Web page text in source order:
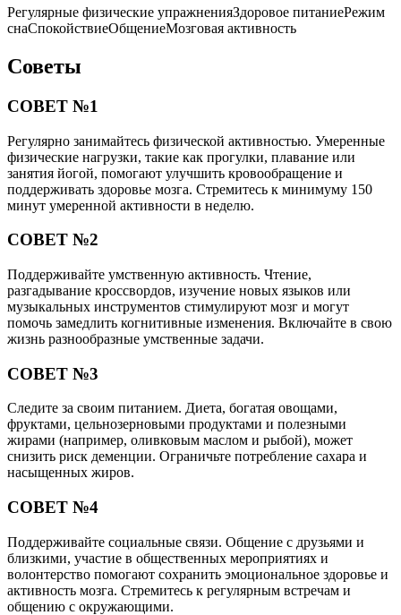
Регулярные физические упражненияЗдоровое питаниеРежим
снаСпокойствиеОбщениеМозговая активность
Советы
СОВЕТ №1
Регулярно занимайтесь физической активностью. Умеренные
физические нагрузки, такие как прогулки, плавание или
занятия йогой, помогают улучшить кровообращение и
поддерживать здоровье мозга. Стремитесь к минимуму 150
минут умеренной активности в неделю.
СОВЕТ №2
Поддерживайте умственную активность. Чтение,
разгадывание кроссвордов, изучение новых языков или
музыкальных инструментов стимулируют мозг и могут
помочь замедлить когнитивные изменения. Включайте в свою
жизнь разнообразные умственные задачи.
СОВЕТ №3
Следите за своим питанием. Диета, богатая овощами,
фруктами, цельнозерновыми продуктами и полезными
жирами (например, оливковым маслом и рыбой), может
снизить риск деменции. Ограничьте потребление сахара и
насыщенных жиров.
СОВЕТ №4
Поддерживайте социальные связи. Общение с друзьями и
близкими, участие в общественных мероприятиях и
волонтерство помогают сохранить эмоциональное здоровье и
активность мозга. Стремитесь к регулярным встречам и
общению с окружающими.